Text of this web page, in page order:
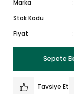
Marka
Stok Kodu
Fiyat
Sepete
Tavsiye Et